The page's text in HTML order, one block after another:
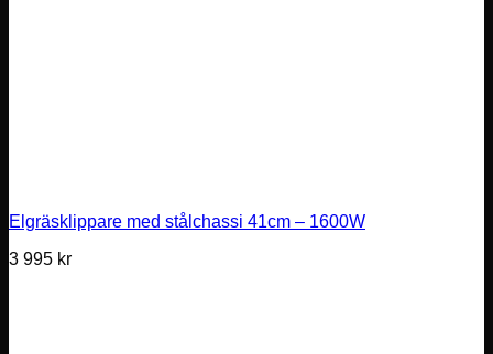
Elgräsklippare med stålchassi 41cm – 1600W
3 995 kr